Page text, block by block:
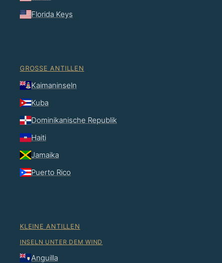
Florida Keys
GROSSE ANTILLEN
Kaimaninseln
Kuba
Dominikanische Republik
Haiti
Jamaika
Puerto Rico
KLEINE ANTILLEN
INSELN UNTER DEM WIND
Anguilla